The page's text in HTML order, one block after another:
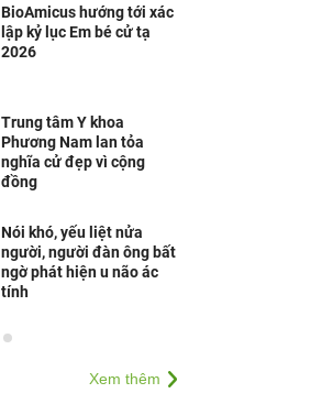
BioAmicus hướng tới xác
lập kỷ lục Em bé cử tạ
2026
Trung tâm Y khoa
Phương Nam lan tỏa
nghĩa cử đẹp vì cộng
đồng
Nói khó, yếu liệt nửa
người, người đàn ông bất
ngờ phát hiện u não ác
tính
Happy Max LH - Bút thử
0123, được TÜV SÜD
Xem thêm